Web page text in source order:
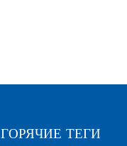
ГОРЯЧИЕ ТЕГИ